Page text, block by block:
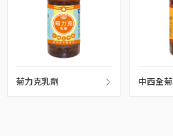
菊力克乳劑 中西全